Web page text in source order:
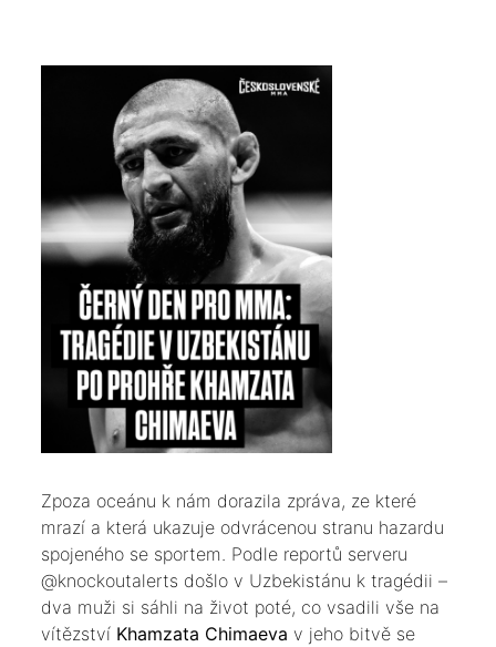
​Zpoza oceánu k nám dorazila zpráva, ze které
mrazí a která ukazuje odvrácenou stranu hazardu
spojeného se sportem. Podle reportů serveru
@knockoutalerts došlo v Uzbekistánu k tragédii –
dva muži si sáhli na život poté, co vsadili vše na
vítězství Khamzata Chimaeva v jeho bitvě se